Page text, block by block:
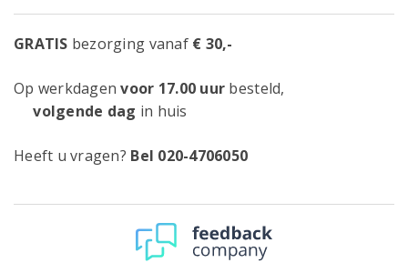
GRATIS bezorging vanaf € 30,-
Op werkdagenvoor 17.00 uur besteld,
volgende dag in huis
Heeft u vragen? Bel 020-4706050